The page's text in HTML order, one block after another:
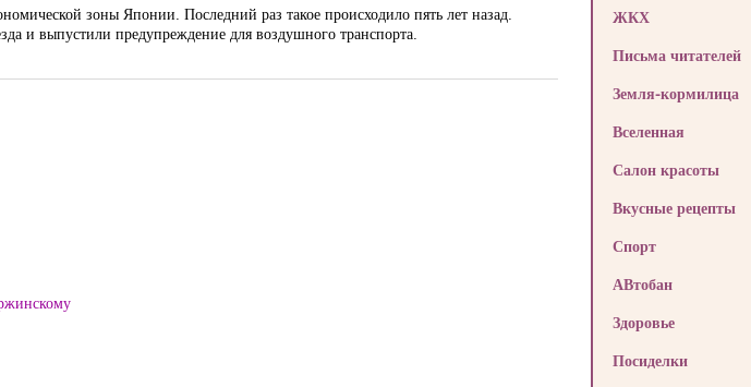
зоны Японии. Последний раз такое происходило пять лет назад.
и выпустили предупреждение для воздушного транспорта.
ЖКХ
Письма читателей
Земля-кормилица
Вселенная
Салон красоты
Вкусные рецепты
Спорт
АВтобан
Здоровье
Посиделки